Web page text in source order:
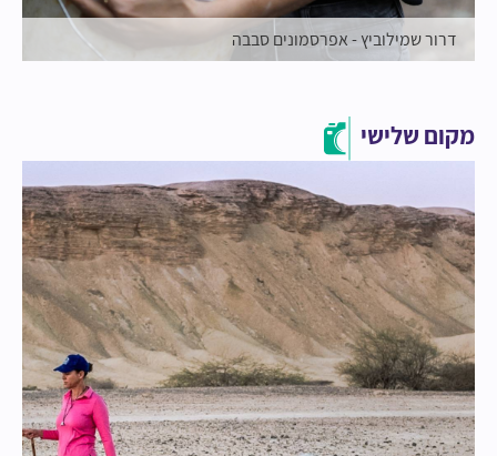
דרור שמילוביץ - אפרסמונים סבבה
מקום שלישי